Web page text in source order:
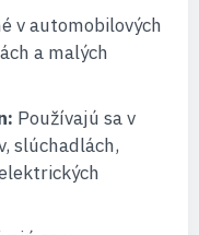
v automobilových
a malých
Používajú sa v
slúchadlách,